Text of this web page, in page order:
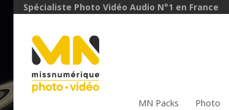
Spécialiste Photo Vidéo Audio N°1 en France
MN Packs Photo